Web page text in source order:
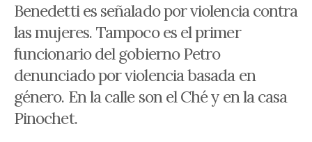
Benedetti es señalado por violencia contra
las mujeres. Tampoco es el primer
funcionario del gobierno Petro
denunciado por violencia basada en
género. En la calle son el Ché y en la casa
Pinochet.